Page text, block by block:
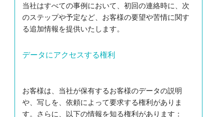
当社はすべての事例において、初回の連絡時に、次
のステップや予定など、お客様の要望や苦情に関す
る追加情報を提供いたします。
データにアクセスする権利
お客様は、当社が保有するお客様のデータの説明
や、写しを、依頼によって要求する権利がありま
す。さらに、以下の情報を知る権利があります：